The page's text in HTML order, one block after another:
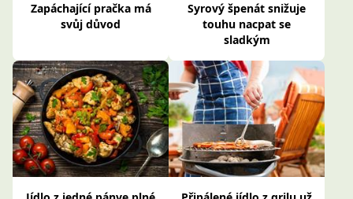
Zapáchající pračka má
svůj důvod
Syrový špenát snižuje
touhu nacpat se
sladkým